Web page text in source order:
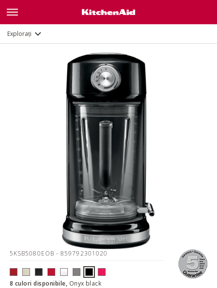
Explorați
5KSB5080EOB - 859792301020
8 culori disponibile, Onyx black